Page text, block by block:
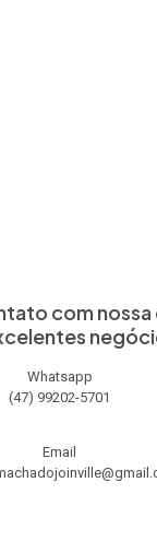
com nossa
Whatsapp
(47) 99202-5701
Email